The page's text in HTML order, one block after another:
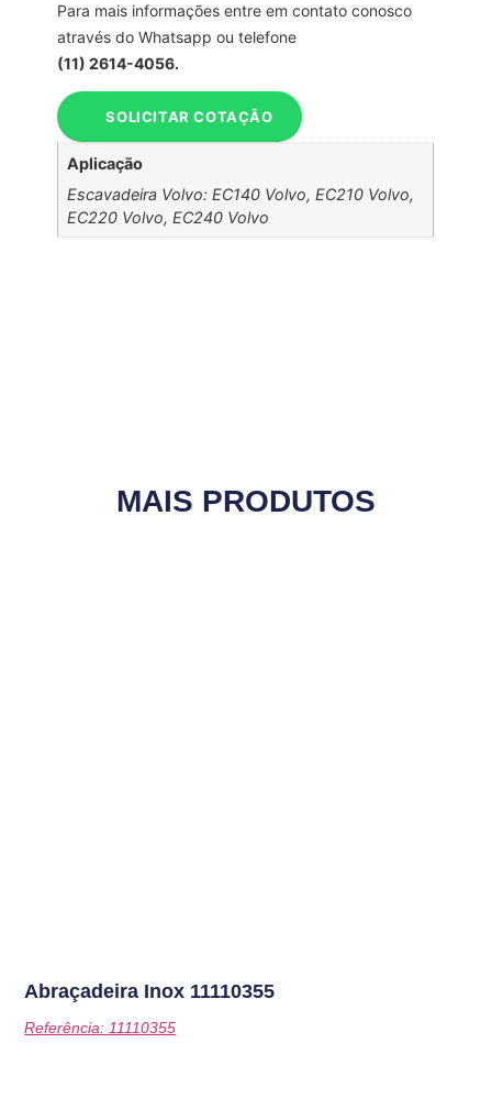
Para mais informações entre em contato conosco
através do Whatsapp ou telefone
(11) 2614-4056.
SOLICITAR COTAÇÃO
Aplicação
Escavadeira Volvo: EC140 Volvo, EC210 Volvo,
EC220 Volvo, EC240 Volvo
MAIS PRODUTOS
Abraçadeira Inox 11110355
Referência: 11110355